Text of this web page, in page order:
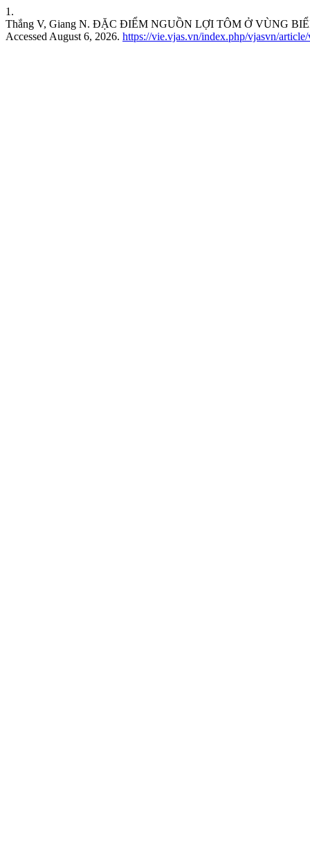
1.
Thắng V, Giang N. ĐẶC ĐIỂM NGUỒN LỢI TÔM Ở VÙNG
Accessed August 6, 2026. https://vie.vjas.vn/index.php/vjasvn/